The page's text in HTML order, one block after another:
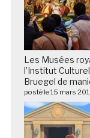
Les Musées
l’Institut
Bruegel de
posté le 15 mars